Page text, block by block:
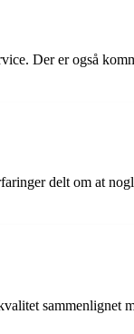
Der er også
delt om at
sammenlignet